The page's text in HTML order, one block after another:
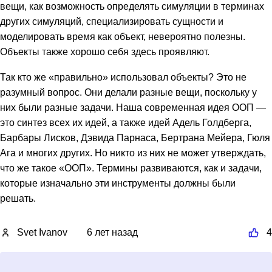
вещи, как возможность определять симуляции в терминах
других симуляций, специализировать сущности и
моделировать время как объект, невероятно полезны.
Объекты также хорошо себя здесь проявляют.
Так кто же «правильно» использовал объекты? Это не
разумный вопрос. Они делали разные вещи, поскольку у
них были разные задачи. Наша современная идея ООП —
это синтез всех их идей, а также идей Адель Голдберга,
Барбары Лисков, Дэвида Парнаса, Бертрана Мейера, Гюля
Ага и многих других. Но никто из них не может утверждать,
что же такое «ООП». Термины развиваются, как и задачи,
которые изначально эти инструменты должны были
решать.
Svet Ivanov 6 лет назад 4